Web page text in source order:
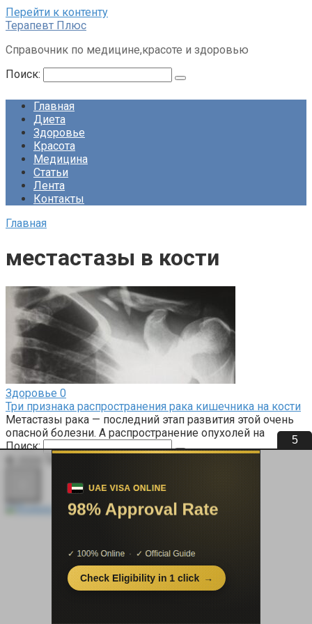
5
Перейти к контенту
Терапевт Плюс
Справочник по медицине,красоте и здоровью
Поиск:
Главная
Диета
Здоровье
Красота
Медицина
Статьи
Лента
Контакты
Главная
местастазы в кости
Здоровье 0
Три признака распространения рака кишечника на кости
Метастазы рака — последний этап развития этой очень
опасной болезни. А распространение опухолей на
Поиск: